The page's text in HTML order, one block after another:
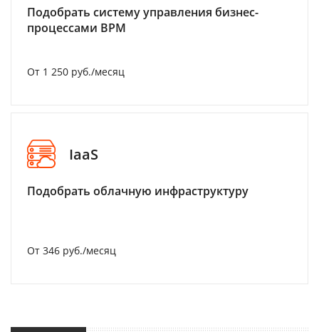
Подобрать систему управления бизнес-
процессами BPM
От 1 250 руб./месяц
IaaS
Подобрать облачную инфраструктуру
От 346 руб./месяц